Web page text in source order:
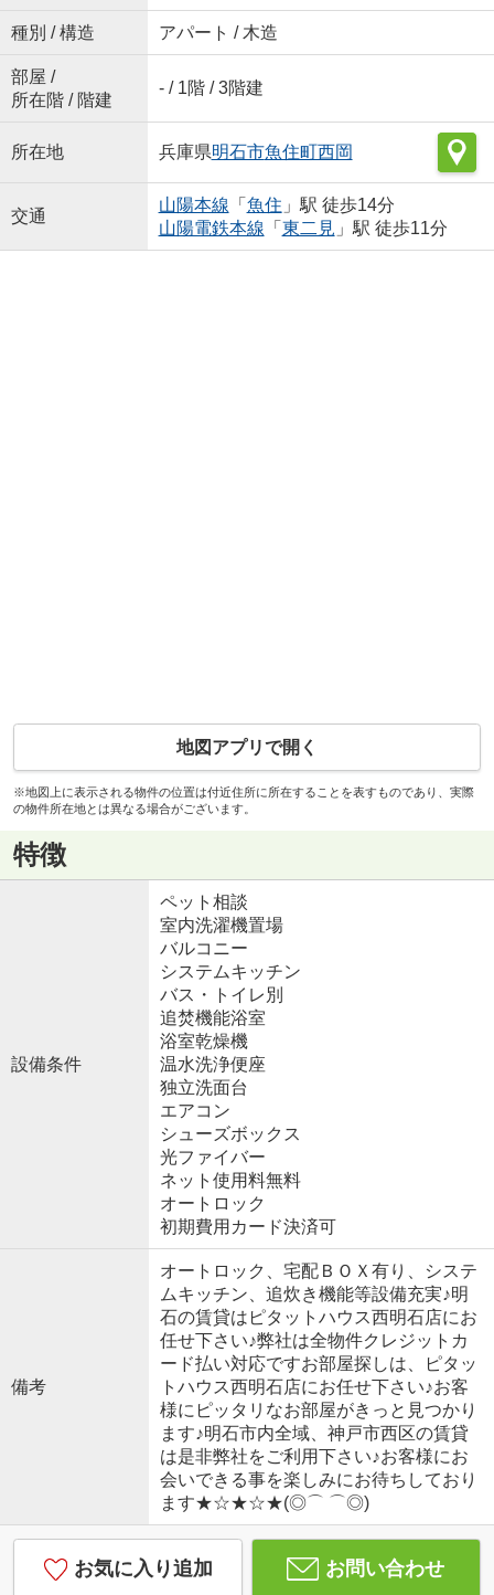
種別 / 構造 アパート / 木造
部屋 /
所在階 / 階建
- / 1階 / 3階建
所在地 兵庫県明石市魚住町西岡
交通
山陽本線 「 魚住 」駅 徒歩14分
山陽電鉄本線 「 東二見 」駅 徒歩11分
地図アプリで開く
※地図上に表示される物件の位置は付近住所に所在することを表すものであり、実際
の物件所在地とは異なる場合がございます。
特徴
設備条件
ペット相談
室内洗濯機置場
バルコニー
システムキッチン
バス・トイレ別
追焚機能浴室
浴室乾燥機
温水洗浄便座
独立洗面台
エアコン
シューズボックス
光ファイバー
ネット使用料無料
オートロック
初期費用カード決済可
備考
オートロック、宅配ＢＯＸ有り、システ
ムキッチン、追炊き機能等設備充実♪明
石の賃貸はピタットハウス西明石店にお
任せ下さい♪弊社は全物件クレジットカ
ード払い対応ですお部屋探しは、ピタッ
トハウス西明石店にお任せ下さい♪お客
様にピッタリなお部屋がきっと見つかり
ます♪明石市内全域、神戸市西区の賃貸
は是非弊社をご利用下さい♪お客様にお
会いできる事を楽しみにお待ちしており
ます★☆★☆★(◎⌒ ⌒◎)
お気に入り追加 お問い合わせ